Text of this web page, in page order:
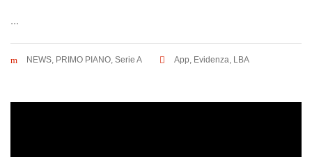
...
NEWS, PRIMO PIANO, Serie A App, Evidenza, LBA